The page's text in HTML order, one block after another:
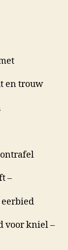
en trouw
–
voor kniel –